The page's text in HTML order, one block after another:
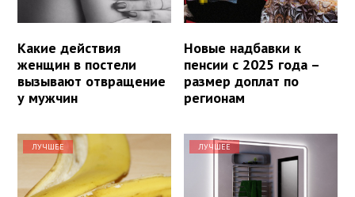
Какие действия
женщин в постели
вызывают отвращение
у мужчин
Новые надбавки к
пенсии с 2025 года –
размер доплат по
регионам
ЛУЧШЕЕ ЛУЧШЕЕ